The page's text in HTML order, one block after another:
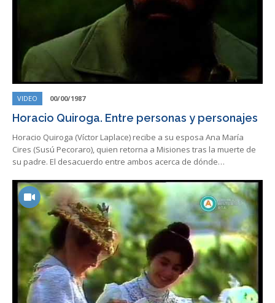
VIDEO 00/00/1987
Horacio Quiroga. Entre personas y personajes
Horacio Quiroga (Víctor Laplace) recibe a su esposa Ana María
Cires (Susú Pecoraro), quien retorna a Misiones tras la muerte de
su padre. El desacuerdo entre ambos acerca de dónde…